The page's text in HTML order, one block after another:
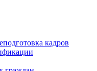
кадров